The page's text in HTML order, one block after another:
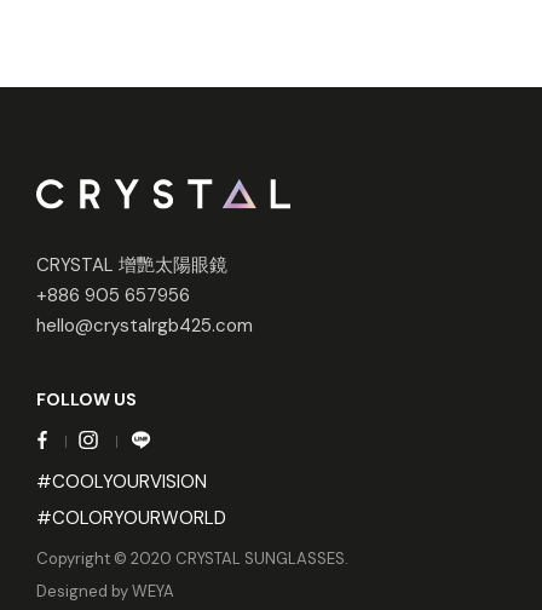
CRYSTAL 增艷太陽眼鏡
+886 905 657956
hello@crystalrgb425.com
FOLLOW US
#COOLYOURVISION
#COLORYOURWORLD
Copyright © 2020 CRYSTAL SUNGLASSES.
Designed byWEYA